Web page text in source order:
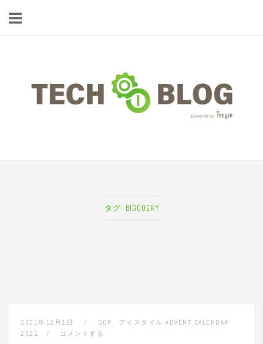
タグ: BIGQUERY
2021年12月1日 GCP
アイスタイル ADVENT CALENDAR
2021
コメントする